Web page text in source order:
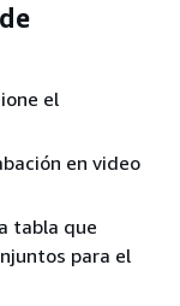
el
en video
tabla que
para el